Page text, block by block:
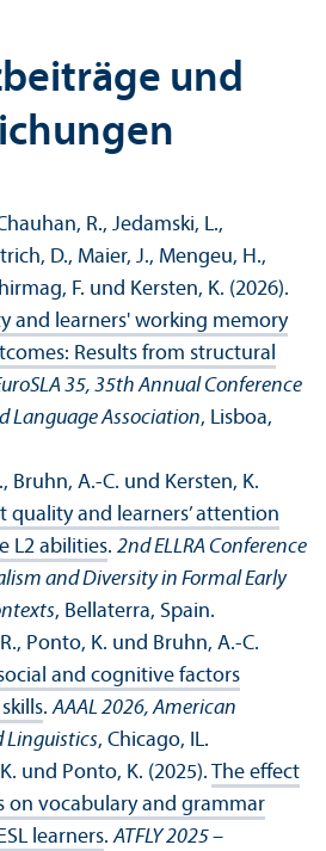
und
R., Jedamski, L.,
D., Maier, J., Mengeu, H.,
F. und Kersten, K. (2026).
and learners' working memory
Results from structural
35, 35th Annual Conference
Language Association, Lisboa,
Bruhn, A.-C. und Kersten, K.
quality and learners’ attention
L2 abilities. 2nd ELLRA Conference
and Diversity in Formal Early
, Bellaterra, Spain.
Ponto, K. und Bruhn, A.-C.
and cognitive factors
.AAAL 2026, American
Linguistics, Chicago, IL.
und Ponto, K. (2025). The effect
on vocabulary and grammar
learners.ATFLY 2025 –